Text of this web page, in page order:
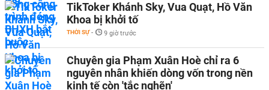
TikToker Khánh Sky, Vua Quạt, Hồ Văn
Khoa bị khởi tố
THỜI SỰ - 9 giờ trước
Chuyên gia Phạm Xuân Hoè chỉ ra 6
nguyên nhân khiến dòng vốn trong nền
kinh tế còn 'tắc nghẽn'